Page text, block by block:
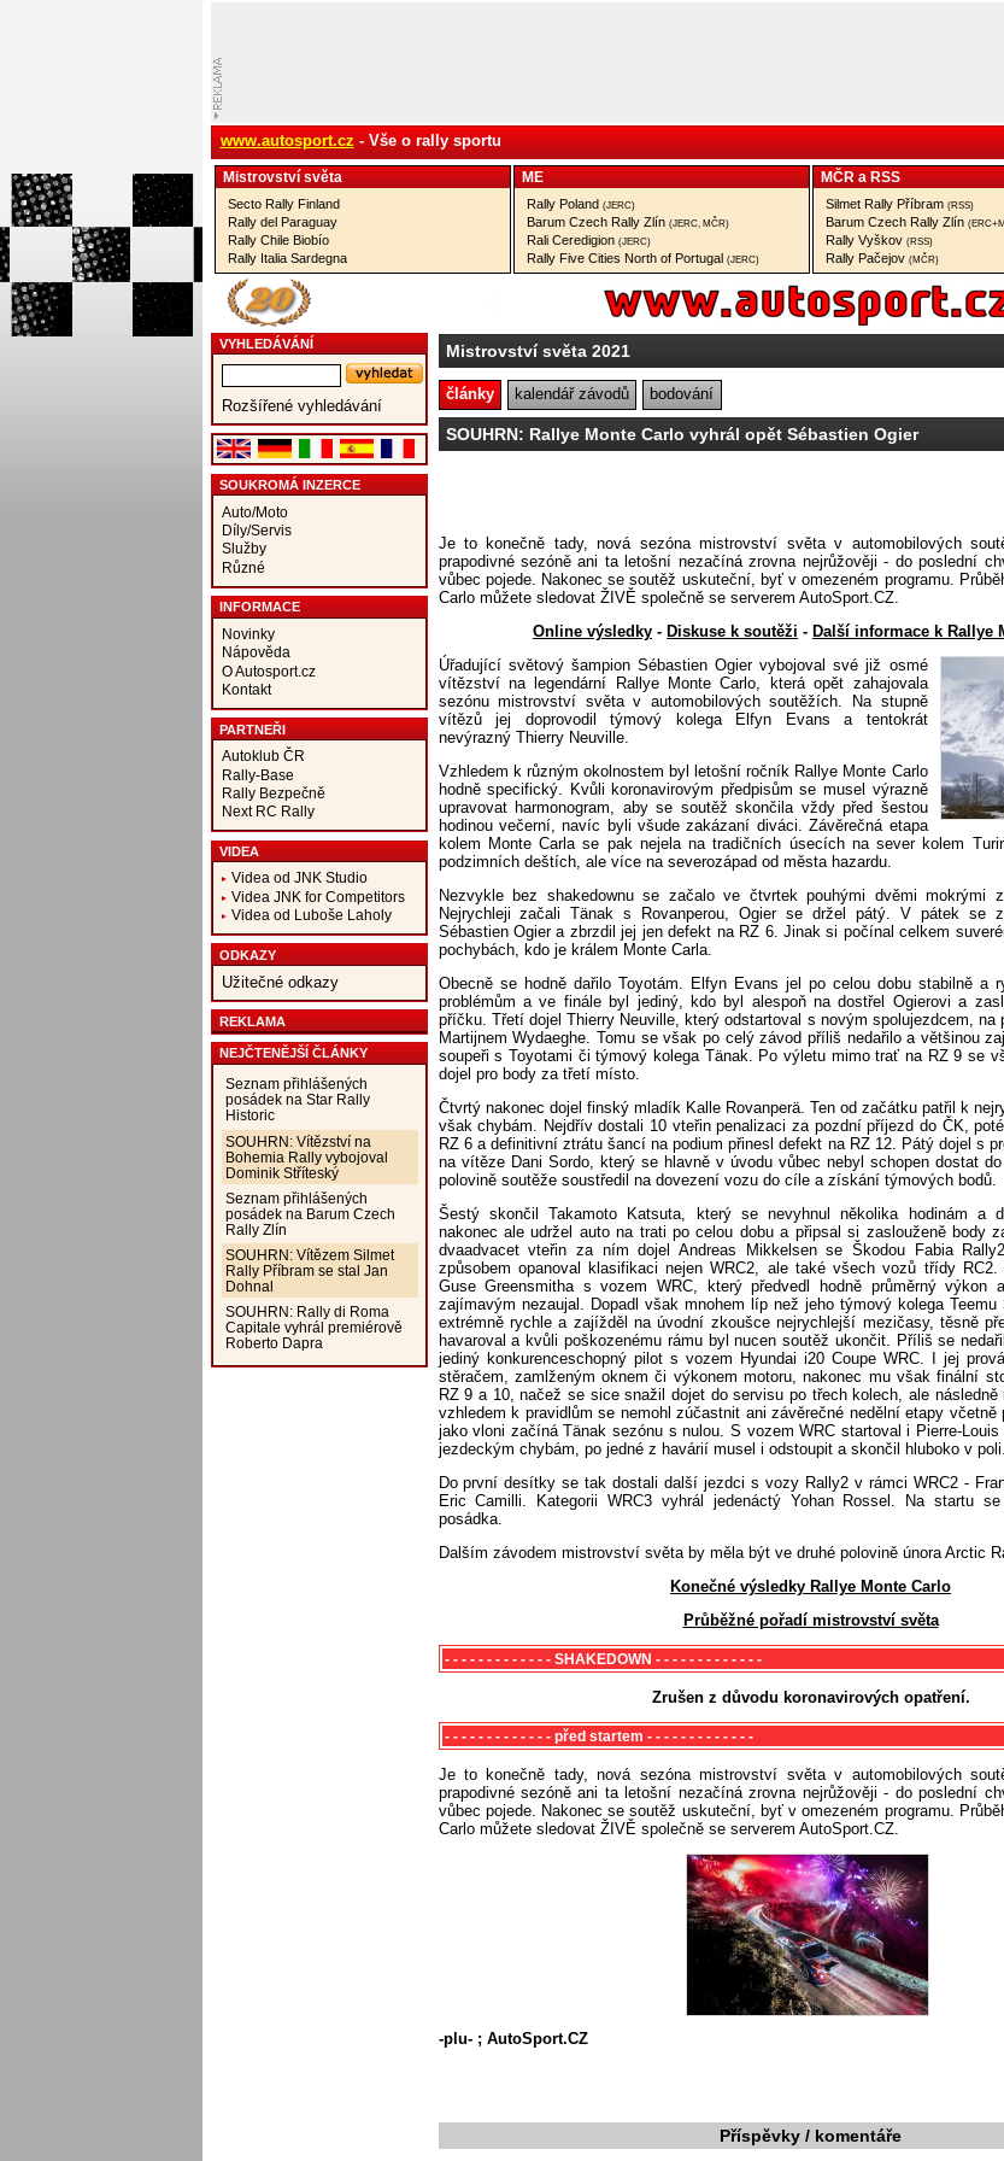
www.autosport.cz - Vše o rally sportu
Mistrovství­ světa
Secto Rally Finland
Rally del Paraguay
Rally Chile Biobío
Rally Italia Sardegna
ME
Rally Poland (JERC)
Barum Czech Rally Zlín (JERC, MČR)
Rali Ceredigion (JERC)
Rally Five Cities North of Portugal (JERC)
MČR a RSS
Silmet Rally Příbram (RSS)
Barum Czech Rally Zlín
Rally Vyškov (RSS)
Rally Pačejov (MČR)
VYHLEDÁVÁNÍ
Rozšířené vyhledávání
SOUKROMÁ INZERCE
Auto/Moto
Díly/Servis
Služby
Různé
INFORMACE
Novinky
Nápověda
O Autosport.cz
Kontakt
PARTNEŘI
Autoklub ČR
Rally-Base
Rally Bezpečně
Next RC Rally
VIDEA
Videa od JNK Studio
Videa JNK for Competitors
Videa od Luboše Laholy
ODKAZY
Užitečné odkazy
REKLAMA
NEJČTENĚJŠÍ ČLÁNKY
Seznam přihlášených
posádek na Star Rally
Historic
SOUHRN: Vítězství na
Bohemia Rally vybojoval
Dominik Stříteský
Seznam přihlášených
posádek na Barum Czech
Rally Zlín
SOUHRN: Vítězem Silmet
Rally Příbram se stal Jan
Dohnal
SOUHRN: Rally di Roma
Capitale vyhrál premiérově
Roberto Dapra
Mistrovství světa 2021
články kalendář závodů bodování
SOUHRN: Rallye Monte Carlo vyhrál opět Sébastien Ogier
Je to konečně tady, nová sezóna mistrovství světa v automobilových
prapodivné sezóně ani ta letošní nezačíná zrovna nejrůžověji - do poslední
vůbec pojede. Nakonec se soutěž uskuteční, byť v omezeném programu.
Carlo můžete sledovat ŽIVĚ společně se serverem AutoSport.CZ.
Online výsledky - Diskuse k soutěži - Další informace k Rallye
Úřadující světový šampion Sébastien Ogier vybojoval své již osmé
vítězství na legendární Rallye Monte Carlo, která opět zahajovala
sezónu mistrovství světa v automobilových soutěžích. Na stupně
vítězů jej doprovodil týmový kolega Elfyn Evans a tentokrát
nevýrazný Thierry Neuville.
Vzhledem k různým okolnostem byl letošní ročník Rallye Monte Carlo
hodně specifický. Kvůli koronavirovým předpisům se musel výrazně
upravovat harmonogram, aby se soutěž skončila vždy před šestou
hodinou večerní, navíc byli všude zakázaní diváci. Závěrečná etapa
kolem Monte Carla se pak nejela na tradičních úsecích na sever kolem
podzimních deštích, ale více na severozápad od města hazardu.
Nezvykle bez shakedownu se začalo ve čtvrtek pouhými dvěmi mokrými
Nejrychleji začali Tänak s Rovanperou, Ogier se držel pátý. V pátek se
Sébastien Ogier a zbrzdil jej jen defekt na RZ 6. Jinak si počínal celkem
pochybách, kdo je králem Monte Carla.
Obecně se hodně dařilo Toyotám. Elfyn Evans jel po celou dobu stabilně a
problémům a ve finále byl jediný, kdo byl alespoň na dostřel Ogierovi a
příčku. Třetí dojel Thierry Neuville, který odstartoval s novým spolujezdcem, na
Martijnem Wydaeghe. Tomu se však po celý závod příliš nedařilo a většinou
soupeři s Toyotami či týmový kolega Tänak. Po výletu mimo trať na RZ 9 se
dojel pro body za třetí místo.
Čtvrtý nakonec dojel finský mladík Kalle Rovanperä. Ten od začátku patřil k
však chybám. Nejdřív dostali 10 vteřin penalizaci za pozdní příjezd do ČK,
RZ 6 a definitivní ztrátu šancí na podium přinesl defekt na RZ 12. Pátý dojel s
na vítěze Dani Sordo, který se hlavně v úvodu vůbec nebyl schopen dostat
polovině soutěže soustředil na dovezení vozu do cíle a získání týmových bodů.
Šestý skončil Takamoto Katsuta, který se nevyhnul několika hodinám a
nakonec ale udržel auto na trati po celou dobu a připsal si zaslouženě body
dvaadvacet vteřin za ním dojel Andreas Mikkelsen se Škodou Fabia
způsobem opanoval klasifikaci nejen WRC2, ale také všech vozů třídy RC2.
Guse Greensmitha s vozem WRC, který předvedl hodně průměrný výkon
zajímavým nezaujal. Dopadl však mnohem líp než jeho týmový kolega Teemu
extrémně rychle a zajížděl na úvodní zkoušce nejrychlejší mezičasy, těsně
havaroval a kvůli poškozenému rámu byl nucen soutěž ukončit. Příliš se
jediný konkurenceschopný pilot s vozem Hyundai i20 Coupe WRC. I jej
stěračem, zamlženým oknem či výkonem motoru, nakonec mu však finální
RZ 9 a 10, načež se sice snažil dojet do servisu po třech kolech, ale
vzhledem k pravidlům se nemohl zúčastnit ani závěrečné nedělní etapy včetně
jako vloni začíná Tänak sezónu s nulou. S vozem WRC startoval i Pierre-Louis
jezdeckým chybám, po jedné z havárií musel i odstoupit a skončil hluboko v poli.
Do první desítky se tak dostali další jezdci s vozy Rally2 v rámci WRC2 -
Eric Camilli. Kategorii WRC3 vyhrál jedenáctý Yohan Rossel. Na startu
posádka.
Dalším závodem mistrovství světa by měla být ve druhé polovině února Arctic
Konečné výsledky Rallye Monte Carlo
Průběžné pořadí mistrovství světa
- - - - - - - - - - - - - SHAKEDOWN - - - - - - - - - - - - -
Zrušen z důvodu koronavirových opatření.
- - - - - - - - - - - - - před startem - - - - - - - - - - - - -
Je to konečně tady, nová sezóna mistrovství světa v automobilových
prapodivné sezóně ani ta letošní nezačíná zrovna nejrůžověji - do poslední
vůbec pojede. Nakonec se soutěž uskuteční, byť v omezeném programu.
Carlo můžete sledovat ŽIVĚ společně se serverem AutoSport.CZ.
-plu- ; AutoSport.CZ
Příspěvky / komentáře